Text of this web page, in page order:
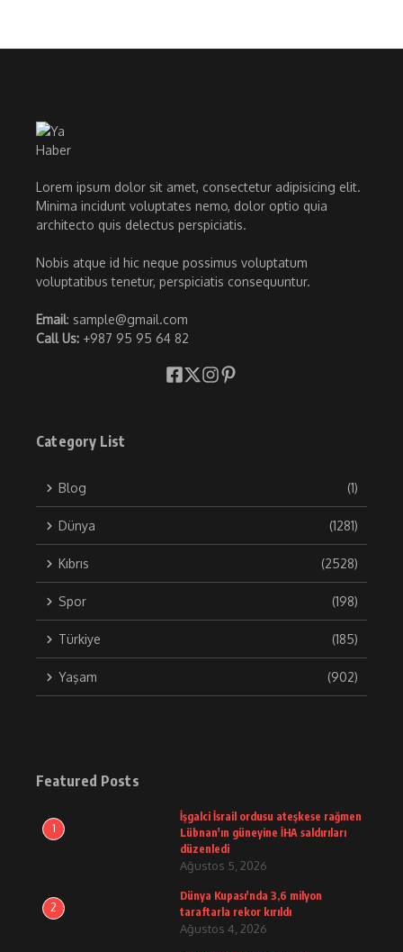
Lorem ipsum dolor sit amet, consectetur adipisicing elit.
Minima incidunt voluptates nemo, dolor optio quia
architecto quis delectus perspiciatis.
Nobis atque id hic neque possimus voluptatum
voluptatibus tenetur, perspiciatis consequuntur.
Email: sample@gmail.com
Call Us: +987 95 95 64 82
Category List
Blog (1)
Dünya (1281)
Kıbrıs (2528)
Spor (198)
Türkiye (185)
Yaşam (902)
Featured Posts
1
İşgalci İsrail ordusu ateşkese rağmen
Lübnan'ın güneyine İHA saldırıları
düzenledi
Ağustos 5, 2026
2
Dünya Kupası'nda 3,6 milyon
taraftarla rekor kırıldı
Ağustos 4, 2026